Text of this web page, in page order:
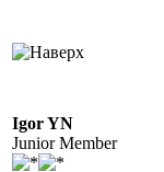
Igor YN
Junior Member